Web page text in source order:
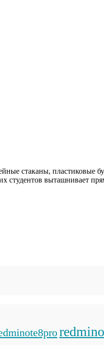
стаканы, пластиковые
студентов выташнивает